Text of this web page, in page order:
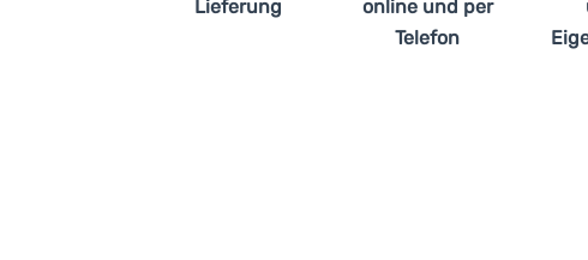
Lieferung
online und per
Telefon